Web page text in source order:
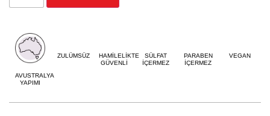
AVUSTRALYA
YAPIMI
ZULÜMSÜZ
HAMİLELİKTE
GÜVENLİ
SÜLFAT
İÇERMEZ
PARABEN
İÇERMEZ
VEGAN